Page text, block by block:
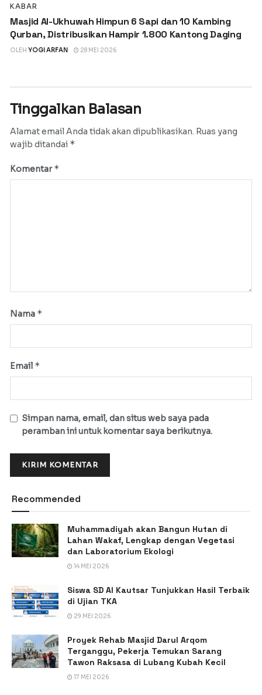
KABAR
Masjid Al-Ukhuwah Himpun 6 Sapi dan 10 Kambing
Qurban, Distribusikan Hampir 1.800 Kantong Daging
OLEH YOGI ARFAN 28 MEI 2026
Tinggalkan Balasan
Alamat email Anda tidak akan dipublikasikan. Ruas yang
wajib ditandai *
Komentar*
Nama *
Email *
Simpan nama, email, dan situs web saya pada
peramban ini untuk komentar saya berikutnya.
Recommended
Muhammadiyah akan Bangun Hutan di
Lahan Wakaf, Lengkap dengan Vegetasi
dan Laboratorium Ekologi
14 MEI 2026
Siswa SD Al Kautsar Tunjukkan Hasil Terbaik
di Ujian TKA
29 MEI 2026
Proyek Rehab Masjid Darul Arqom
Terganggu, Pekerja Temukan Sarang
Tawon Raksasa di Lubang Kubah Kecil
17 MEI 2026